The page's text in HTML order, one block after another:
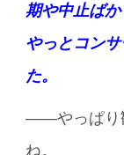
期や中止ば
やっとコン
た。
――やっぱり
ね。